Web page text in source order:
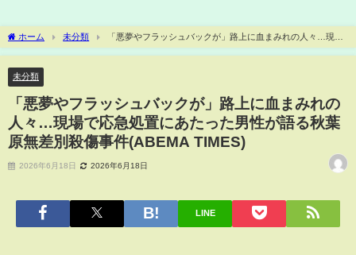
ホーム 未分類
「悪夢やフラッシュバックが」路上に血まみれの人々…現場
で応急処置にあたった男性が語る秋葉原無差別殺傷事件(ABEMA TIMES)
未分類
「悪夢やフラッシュバックが」路上に血まみれの
人々…現場で応急処置にあたった男性が語る秋葉
原無差別殺傷事件(ABEMA TIMES)
2026年6月18日 2026年6月18日
LINE